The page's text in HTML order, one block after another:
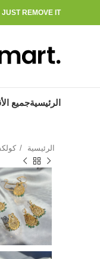
REMOVE IT…
الرئيسيةجميع
الرئيسية